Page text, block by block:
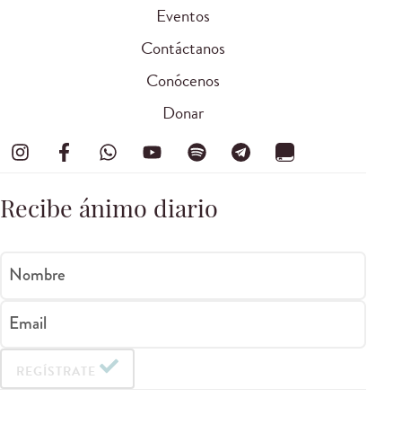
Eventos
Contáctanos
Conócenos
Donar
Recibe ánimo diario
Nombre
Email
REGÍSTRATE